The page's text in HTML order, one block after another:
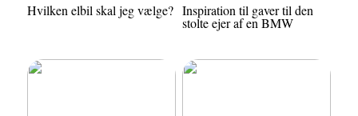
Hvilken elbil skal jeg vælge? Inspiration til gaver til den
stolte ejer af en BMW